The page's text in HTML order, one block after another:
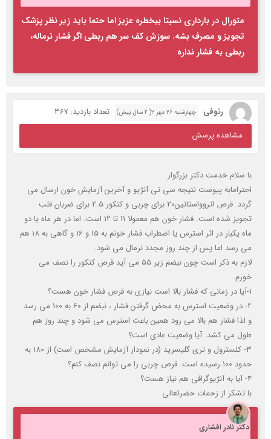
متورال در بارداری نسبتا بیخطره عزیز اما حتما باید زیر نظر پزشک
تجویز و مصرف بشه. سوزش کف سر هم ربطی اگر فشار نرماله،
ربطی به فشار نداره
رئوفی چهارشنبه ۲۶ مهر ۲( 2 سال پیش)
تعداد بازدید: 367
مشاهده پرسش
با سلام خدمت دکتر بزرگوار
احترامابه پیوست نتیجه سی تی آنژیو و آخرین آزمایش خون ارسال می
گردد. قرص اتروواستاتین20 برای چربی و کنکور 2.5 برای ضربان قلب
تجویز شده است. فشار خون هم معمولا 11 تا 12 است. اما در هر ماه یا دو
ماه یکبار در اثر استرس یا اضطراب فشار خونم به 15 و 16 و گاهی به 18 هم
می رسد اما پس از چند روز مجدد نرمال می شود.
لازم به ذکر است چون نبضم زیر 55 می آید قرص کنکور را نصف می
خورم.
1-آیا در زمانی که فشار بالا است نیازی به قرص فشار خون هست؟
2- در وضعیت استرس به محض گرفتن فشار ، نبضم از 60 به 100 می رسد
و لذا فشار هم بالا می رود همین باعث استرس می شود و چند روز هم
طول می کشد. آیا وضعیت عادی است؟
3- کلسترول و تری گلیسرید (در نمودار آزمایش مشخص است) از 180 به
حدود 100 رسیده است. قرص چربی را می توانم نصف کنم؟
4- آیا به آنژیوگرافی هم نیاز هست؟
با تشکر از زحمات حضرتعالی
دکتر نادر افشاری